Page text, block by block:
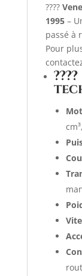
????
1995–
passé à
Pour